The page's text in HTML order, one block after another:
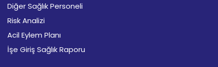
Diğer Sağlık Personeli
Risk Analizi
Acil Eylem Planı
İşe Giriş Sağlık Raporu